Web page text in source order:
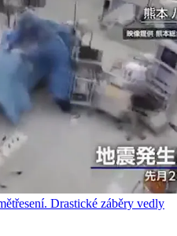
Drastické záběry vedly